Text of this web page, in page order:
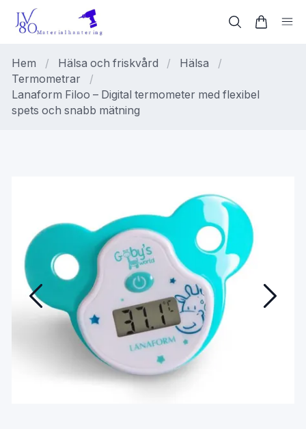
Hem / Hälsa och friskvård / Hälsa
/
Termometrar
/
Lanaform Filoo – Digital termometer med flexibel
spets och snabb mätning